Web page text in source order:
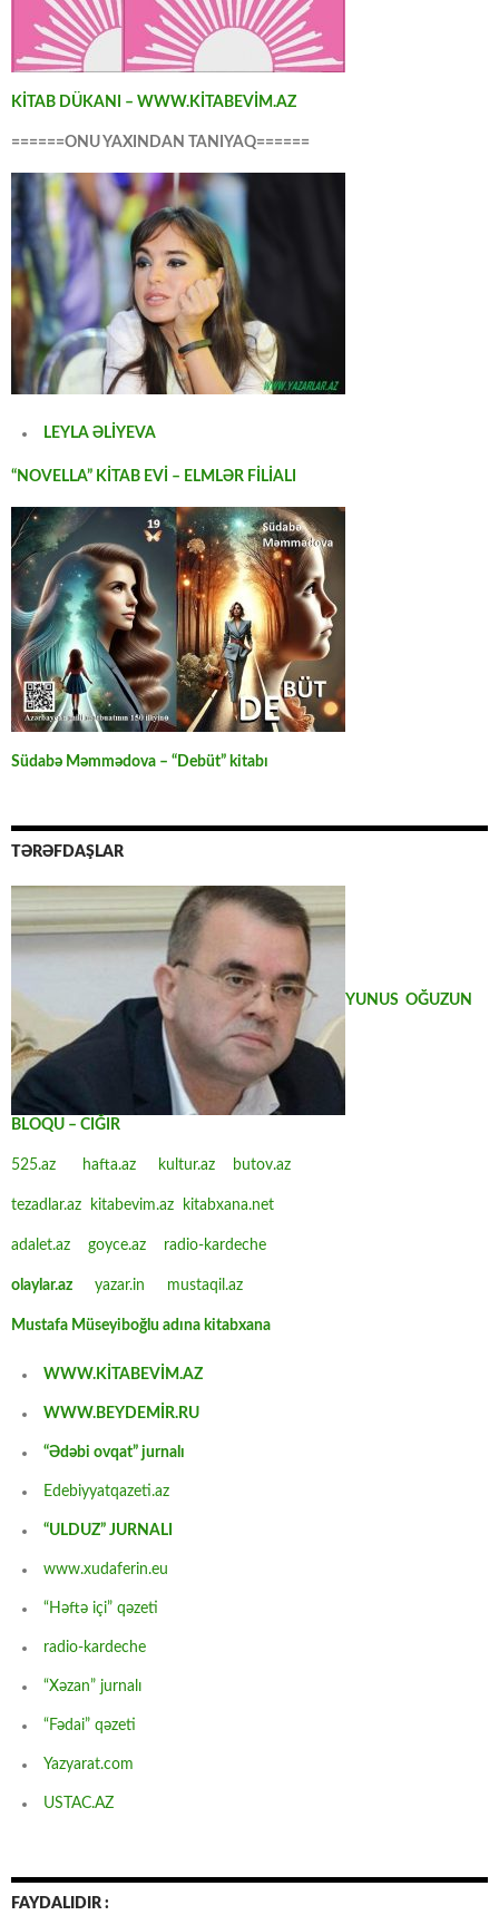
KİTAB DÜKANI – WWW.KİTABEVİM.AZ
======ONU YAXINDAN TANIYAQ======
LEYLA ƏLİYEVA
“NOVELLA” KİTAB EVİ – ELMLƏR FİLİALI
Südabə Məmmədova – “Debüt” kitabı
TƏRƏFDAŞLAR
YUNUS OĞUZUN
BLOQU – CIĞIR
525.az hafta.az kultur.az butov.az
tezadlar.az kitabevim.az kitabxana.net
adalet.az goyce.az radio-kardeche
olaylar.az yazar.in mustaqil.az
Mustafa Müseyiboğlu adına kitabxana
WWW.KİTABEVİM.AZ
WWW.BEYDEMİR.RU
“Ədəbi ovqat” jurnalı
Edebiyyatqazeti.az
“ULDUZ” JURNALI
www.xudaferin.eu
“Həftə içi” qəzeti
radio-kardeche
“Xəzan” jurnalı
“Fədai” qəzeti
Yazyarat.com
USTAC.AZ
FAYDALIDIR :